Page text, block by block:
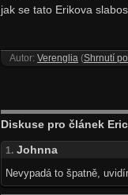
jak se tato Erikova
Autor: Verenglia (Shrnutí
Diskuse pro článek
1. Johnna
Nevypadá to špatně,